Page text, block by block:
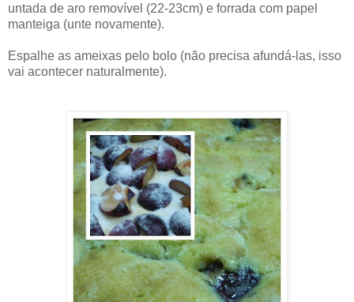
untada de aro removível (22-23cm) e forrada com papel
manteiga (unte novamente).
Espalhe as ameixas pelo bolo (não precisa afundá-las, isso
vai acontecer naturalmente).